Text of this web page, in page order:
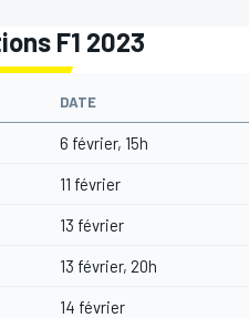
F1 2023
DATE
6 février, 15h
11 février
13 février
13 février, 20h
14 février